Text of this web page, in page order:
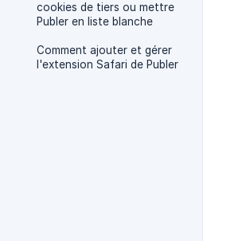
cookies de tiers ou mettre
Publer en liste blanche
Comment ajouter et gérer
l'extension Safari de Publer